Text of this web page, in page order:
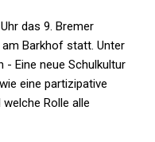
das 9. Bremer
Barkhof statt. Unter
Eine neue Schulkultur
eine partizipative
Rolle alle